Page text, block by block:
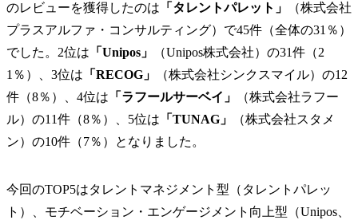
のレビューを獲得したのは 「タレントパレット」
（株式会社
プラスアルファ・コンサルティング）で45件（全体の31％）
でした。2位は 「Unipos」
（Unipos株式会社）の31件（2
1％）、3位は 「RECOG」
（株式会社シンクスマイル）の12
件（8％）、4位は 「ラフールサーベイ」
（株式会社ラフー
ル）の11件（8％）、5位は 「TUNAG」
（株式会社スタメ
ン）の10件（7％）となりました。
今回のTOP5はタレントマネジメント型（タレントパレッ
ト）、モチベーション・エンゲージメント向上型（Unipos、